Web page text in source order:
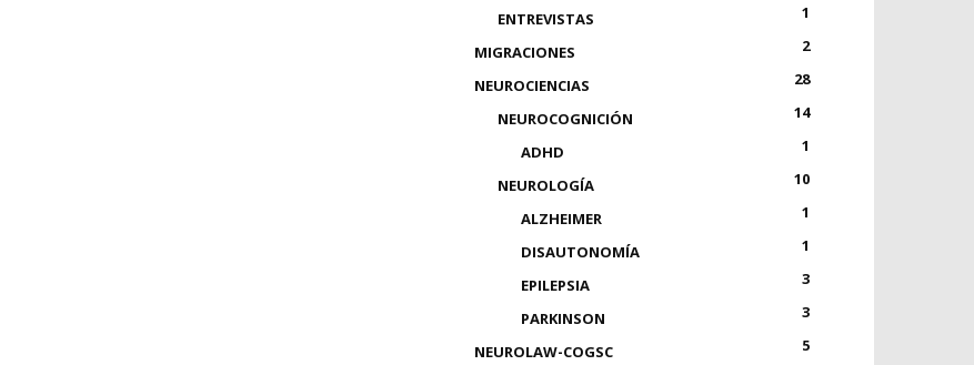
ENTREVISTAS
1
MIGRACIONES
2
NEUROCIENCIAS
28
NEUROCOGNICIÓN
14
ADHD
1
NEUROLOGÍA
10
ALZHEIMER
1
DISAUTONOMÍA
1
EPILEPSIA
3
PARKINSON
3
NEUROLAW-COGSC
5